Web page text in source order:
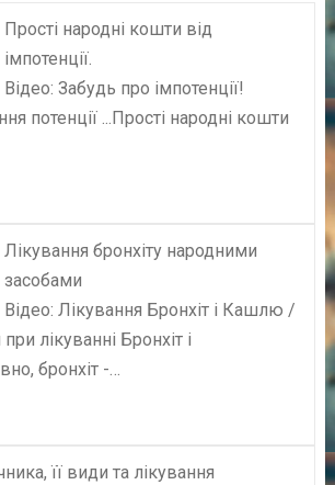
Прості народні кошти від
імпотенції.
Відео: Забудь про імпотенції!
потенції ...Прості народні кошти
Лікування бронхіту народними
засобами
Відео: Лікування Бронхіт і Кашлю /
лікуванні Бронхіт і
бронхіт -…
її види та лікування